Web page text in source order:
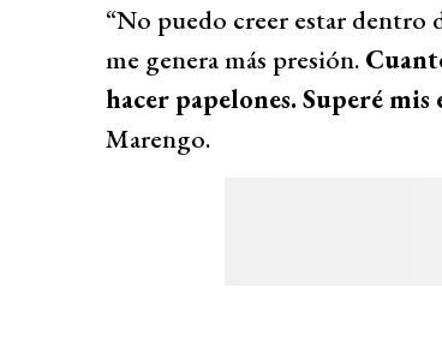
“No puedo creer estar dentro
me genera más presión.
hacer papelones. Superé mis
Marengo.